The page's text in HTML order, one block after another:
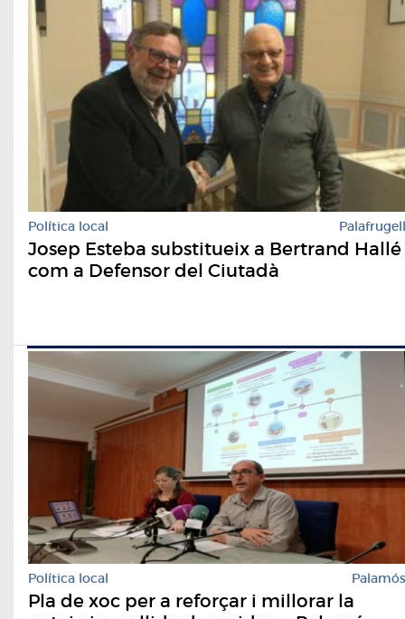
Política local Palafrugell
Josep Esteba substitueix a Bertrand Hallé
com a Defensor del Ciutadà
Política local Palamós
Pla de xoc per a reforçar i millorar la